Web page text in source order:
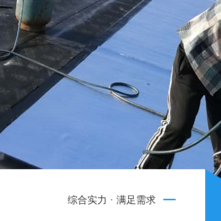
广州外墙防水补漏哪家好
综合实力 · 满足需求